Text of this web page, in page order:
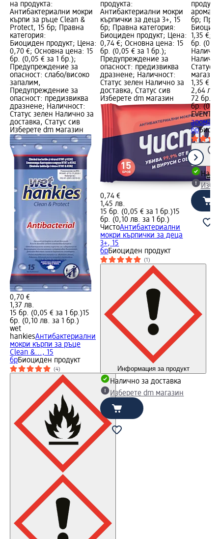
на продукта:
Антибактериални мокри
кърпи за ръце Clean &
Protect, 15 бр; Правна
категория:
Биоциден продукт; Цена:
0,70 €; Основна цена: 15
бр. (0,05 € за 1 бр.);
Предупреждение за
опасност: слабо/високо
запалим,
Предупреждение за
опасност: предизвиква
дразнене; Наличност:
Статус зелен Налично за
доставка, Статус сив
Изберете dm магазин
0,70 €
1,37 лв.
15 бр. (0,05 € за 1 бр.)15
бр. (0,10 лв. за 1 бр.)
wet
hankiesАнтибактериални
мокри кърпи за ръце
Clean &..., 15
брБиоциден продукт
(4)
продукта:
Антибактериални мокри
кърпички за деца 3+, 15
бр; Правна категория:
Биоциден продукт; Цена:
0,74 €; Основна цена: 15
бр. (0,05 € за 1 бр.);
Предупреждение за
опасност: предизвиква
дразнене; Наличност:
Статус зелен Налично за
доставка, Статус сив
Изберете dm магазин
0,74 €
1,45 лв.
15 бр. (0,05 € за 1 бр.)15
бр. (0,10 лв. за 1 бр.)
ЧистоАнтибактериални
мокри кърпички за деца
3+, 15
брБиоциден продукт
(1)
Информация за продукт
Налично за доставка
Изберете dm магазин
аромат
бр;
1,35 €;
бр.
Статус
магазин
1,35 €
2,64 лв.
72 бр.
бр.
EVENT
аромат
бр